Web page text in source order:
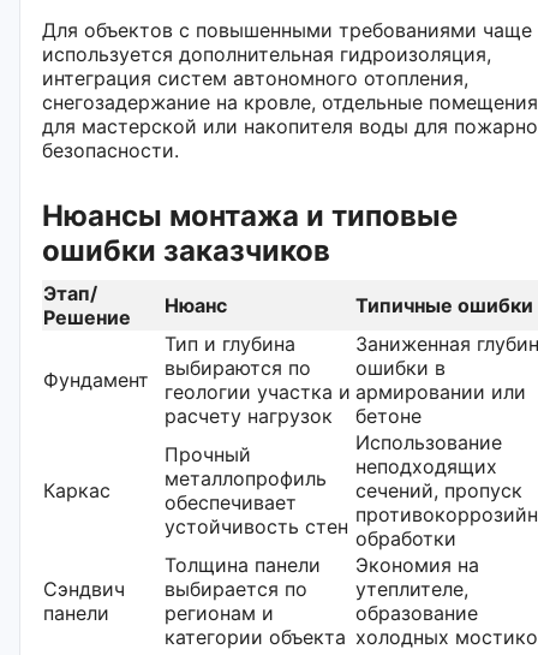
Для объектов с повышенными требованиями чаще
используется дополнительная гидроизоляция,
интеграция систем автономного отопления,
снегозадержание на кровле, отдельные помещения
для мастерской или накопителя воды для
безопасности.
Нюансы монтажа и типовые
ошибки заказчиков
Этап/
Решение
Нюанс Типичные ошибки
Фундамент
Тип и глубина
выбираются по
геологии участка и
расчету нагрузок
Заниженная
ошибки в
армировании или
бетоне
Каркас
Прочный
металлопрофиль
обеспечивает
устойчивость стен
Использование
неподходящих
сечений, пропуск
обработки
Сэндвич
панели
Толщина панели
выбирается по
регионам и
категории объекта
Экономия на
утеплителе,
образование
холодных